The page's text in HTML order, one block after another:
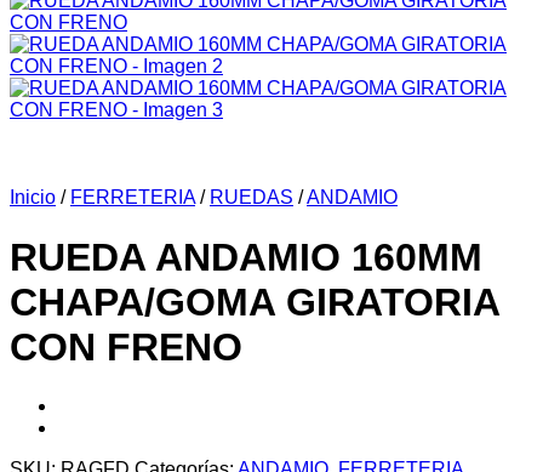
Inicio / FERRETERIA / RUEDAS /ANDAMIO
RUEDA ANDAMIO 160MM
CHAPA/GOMA GIRATORIA
CON FRENO